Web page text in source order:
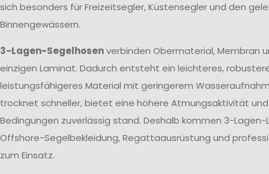
sich besonders für Freizeitsegler, Küstensegler und den
Binnengewässern.
3-Lagen-Segelhosenverbinden Obermaterial, Membran
einzigen Laminat. Dadurch entsteht ein leichteres,
leistungsfähigeres Material mit geringerem
trocknet schneller, bietet eine höhere Atmungsaktivität
Bedingungen zuverlässig stand. Deshalb kommen 3-
Offshore-Segelbekleidung, Regattaausrüstung und
zum Einsatz.